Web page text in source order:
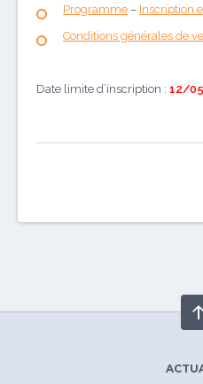
Programme – Inscription
Conditions générales de
Date limite d’inscription : 12/